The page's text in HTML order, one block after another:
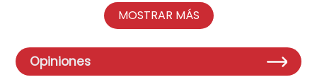
Potencia de 12000 BTU: Es ideal para
habitaciones de tamaño mediano a
Voltaje de 110V
: Este es el voltaje estándar
en muchos hogares, lo que facilita su
MOSTRAR MÁS
Opiniones